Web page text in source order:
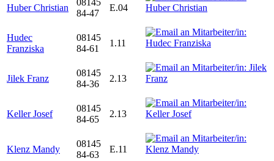
Huber Christian
08145
84-47
E.04
Hudec
Franziska
08145
84-61
1.11
Jilek Franz
08145
84-36
2.13
Keller Josef
08145
84-65
2.13
Klenz Mandy
08145
84-63
E.11